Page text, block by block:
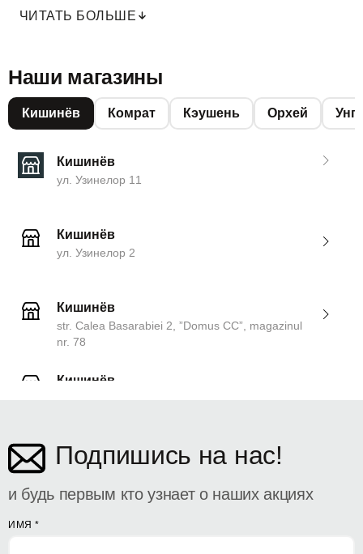
длительный срок службы.
ЧИТАТЬ БОЛЬШЕ
Наши магазины
Кишинёв Комрат Кэушень Орхей
Кишинёв
ул. Узинелор 11
Кишинёв
ул. Узинелор 2
Кишинёв
str. Calea Basarabiei 2, ”Domus CC”, magazinul
nr. 78
Кишинёв
Подпишись на нас!
и будь первым кто узнает о наших акциях
ИМЯ *